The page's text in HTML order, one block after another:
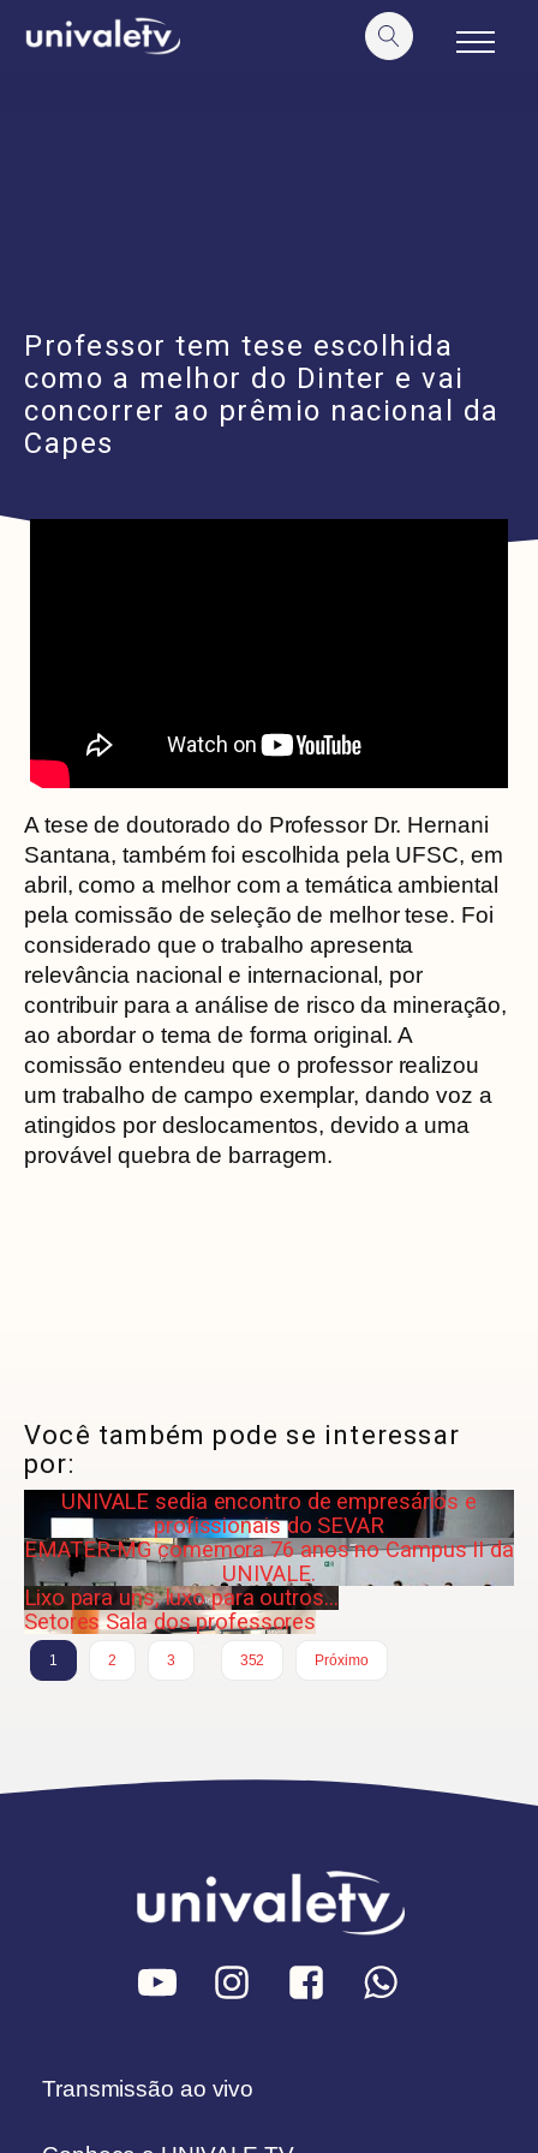
conteúdo
Professor tem tese escolhida
como a melhor do Dinter e vai
concorrer ao prêmio nacional da
Capes
A tese de doutorado do Professor Dr. Hernani
Santana, também foi escolhida pela UFSC, em
abril, como a melhor com a temática ambiental
pela comissão de seleção de melhor tese. Foi
considerado que o trabalho apresenta
relevância nacional e internacional, por
contribuir para a análise de risco da mineração,
ao abordar o tema de forma original. A
comissão entendeu que o professor realizou
um trabalho de campo exemplar, dando voz a
atingidos por deslocamentos, devido a uma
provável quebra de barragem.
Você também pode se interessar
por:
UNIVALE sedia encontro de empresários e
profissionais do SEVAR
EMATER-MG comemora 76 anos no Campus II da
UNIVALE.
Lixo para uns, luxo para outros...
Setores Sala dos professores
1 2 3
352
Próximo
Transmissão ao vivo